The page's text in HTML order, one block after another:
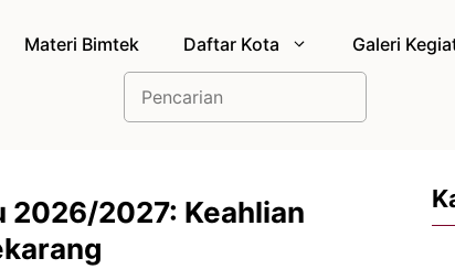
Materi Bimtek Daftar Kota Galeri
2026/2027: Keahlian